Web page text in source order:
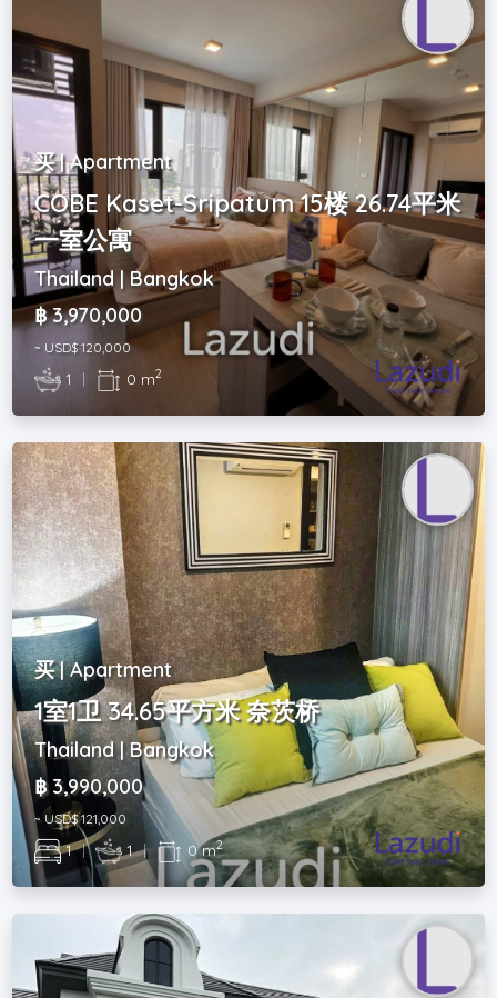
买 | Apartment
COBE Kaset-Sripatum 15楼 26.74平米
一室公寓
Thailand | Bangkok
฿ 3,970,000
~ USD$ 120,000
1 | 0 m2
买 | Apartment
1室1卫 34.65平方米 奈茨桥
Thailand | Bangkok
฿ 3,990,000
~ USD$ 121,000
1 | 1 | 0 m2